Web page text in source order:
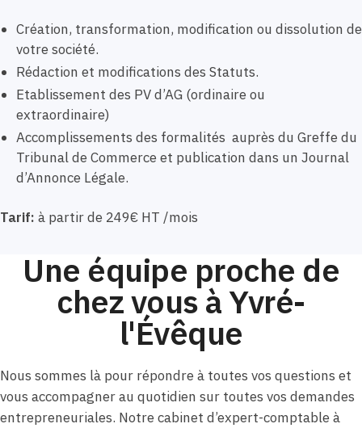
Création, transformation, modification ou dissolution de
votre société.
Rédaction et modifications des Statuts.
Etablissement des PV d’AG (ordinaire ou
extraordinaire)
Accomplissements des formalités auprès du Greffe du
Tribunal de Commerce et publication dans un Journal
d’Annonce Légale.
Tarif: à partir de 249€ HT /mois
Une équipe proche de
chez vous à Yvré-
l'Évêque
Nous sommes là pour répondre à toutes vos questions et
vous accompagner au quotidien sur toutes vos demandes
entrepreneuriales. Notre cabinet d’expert-comptable à